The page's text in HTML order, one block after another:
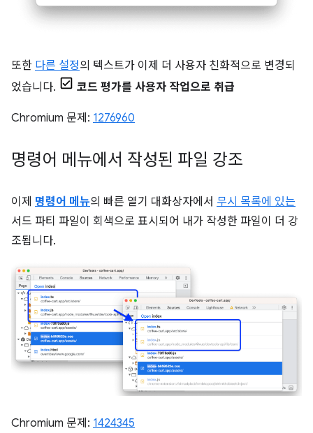
또한 다른 설정의 텍스트가 이제 더 사용자 친화적으로 변경되
었습니다.
코드 평가를 사용자 작업으로 취급
Chromium 문제: 1276960
명령어 메뉴에서 작성된 파일 강조
이제 명령어 메뉴의 빠른 열기 대화상자에서 무시 목록에 있는
서드 파티 파일이 회색으로 표시되어 내가 작성한 파일이 더 강
조됩니다.
Chromium 문제: 1424345